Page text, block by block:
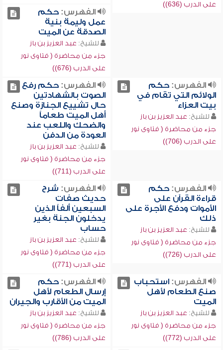
على الدرب (636))
الفهرس:حكم
عمل وليمة بنية
الصدقة عن الميت
للشيخ: عبد العزيز بن باز
جزء من محاضرة ( فتاوى نور
على الدرب (676))
الفهرس:حكم
الولائم التي تقام في
بيت العزاء
للشيخ: عبد العزيز بن باز
جزء من محاضرة ( فتاوى نور
على الدرب (706))
الفهرس:حكم رفع
الصوت بالشهادتين
حال تشييع الجنازة وصنع
أهل الميت طعاماً
والضحك واللعب عند
العودة من الدفن
للشيخ: عبد العزيز بن باز
جزء من محاضرة ( فتاوى نور
على الدرب (711))
الفهرس:حكم
قراءة القرآن على
الأموات ودفع الأجرة على
ذلك
للشيخ: عبد العزيز بن باز
جزء من محاضرة ( فتاوى نور
على الدرب (726))
الفهرس: شرح
حديث صفات
السبعين ألفاً الذين
يدخلون الجنة بغير
حساب
للشيخ: عبد العزيز بن باز
جزء من محاضرة ( فتاوى نور
على الدرب (771))
الفهرس:استحباب
صنع الطعام لأهل
الميت
للشيخ: عبد العزيز بن باز
جزء من محاضرة ( فتاوى نور
على الدرب (772))
الفهرس:حكم
إرسال الطعام لأهل
الميت من الأقارب والجيران
للشيخ: عبد العزيز بن باز
جزء من محاضرة ( فتاوى نور
على الدرب (786))